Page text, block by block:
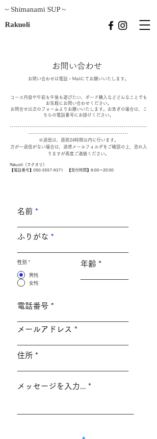
Rakuoli
~ Shimanami SUP ~
お問い合わせ
​お問い合わせは電話・Mailにてお願いいたします。
コース内容や午前も午後も遊びたい，ボード購入などどんなことでも
お気軽にお問い合わせください。
お問合せは次のフォームよりお願いいたします。お急ぎの場合は，こ
ちらの電話番号にお掛けください。
----------------------------------------------------------------------
---------------------------------------------------
※返信は，原則24時間以内に行います。
万が一返信がない場合は，迷惑メールフォルダをご確認の上，恐れ入
りますが再度ご連絡ください。
Rakuoli（ラクオリ）
【電話番号】050-3557-9371 【受付時間】8:00～20:00
名前
ふりがな
性別 *
男性
女性
年齢
電話番号
メールアドレス
住所
メッセージを入力...